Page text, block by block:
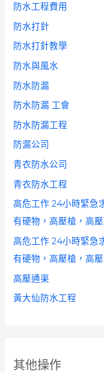
防水工程費用
防水打針
防水打針教學
防水與風水
防水防漏
防水防漏 工會
防水防漏工程
防漏公司
青衣防水公司
青衣防水工程
高危工作 24小時緊急
有硬物，高壓槍，高
高危工作 24小時緊急
有硬物，高壓槍，高
高壓通渠
黃大仙防水工程
其他操作